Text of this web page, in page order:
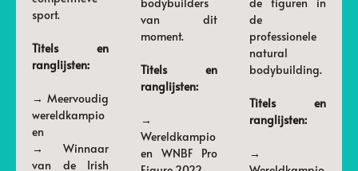
sport.
Titels en
ranglijsten:
→ Meervoudig
wereldkampio
en
→ Winnaar
van de Irish
van dit
moment.
Titels en
ranglijsten:
→
Wereldkampio
en WNBF Pro
de
professionele
natural
bodybuilding.
Titels en
ranglijsten:
→